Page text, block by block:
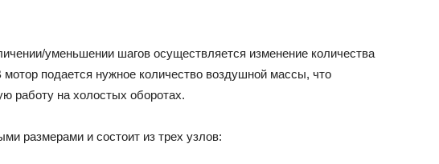
уменьшении шагов осуществляется изменение количества
подается нужное количество воздушной массы, что
работу на холостых оборотах.
размерами и состоит из трех узлов: